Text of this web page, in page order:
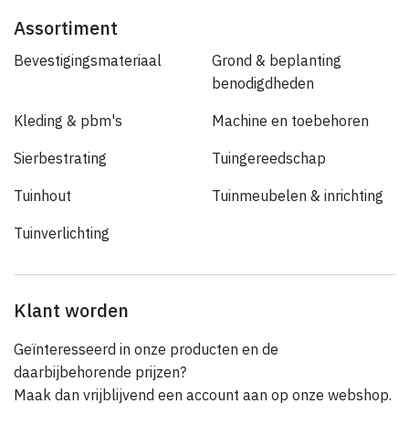
Assortiment
Bevestigingsmateriaal
Grond & beplanting
benodigdheden
Kleding & pbm's Machine en toebehoren
Sierbestrating Tuingereedschap
Tuinhout Tuinmeubelen & inrichting
Tuinverlichting
Klant worden
Geïnteresseerd in onze producten en de
daarbijbehorende prijzen?
Maak dan vrijblijvend een account aan op onze webshop.